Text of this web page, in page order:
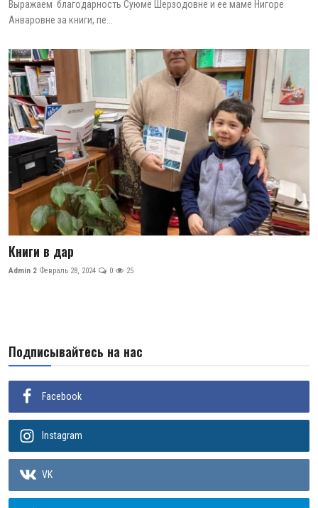
Выражаем благодарность Суюме Шерзодовне и ее маме Нигоре
Анваровне за книги, пе...
Книги в дар
Admin 2 Февраль 28, 2024 0 25
Подписывайтесь на нас
Facebook
Instagram
VK